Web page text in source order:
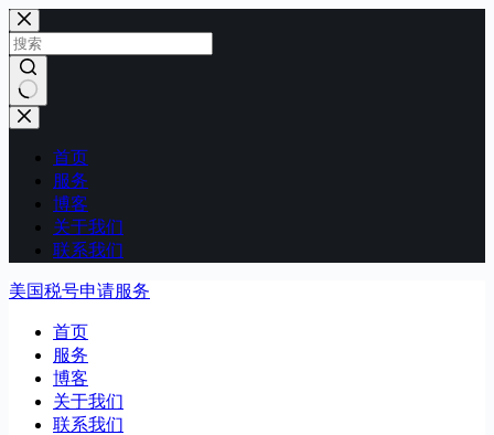
跳
过
内
容
无
首页
服务
博客
关于我们
联系我们
美国税号申请服务
首页
服务
博客
关于我们
联系我们